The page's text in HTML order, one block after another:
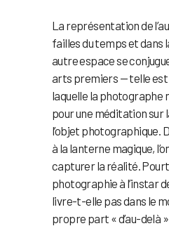
La représentation de
failles du temps et dans
autre espace se
arts premiers — telle
laquelle la photographe
pour une méditation sur
l’objet photographique.
à la lanterne magique,
capturer la réalité.
photographie à l’instar
livre-t-elle pas dans le
propre part « d’au-delà